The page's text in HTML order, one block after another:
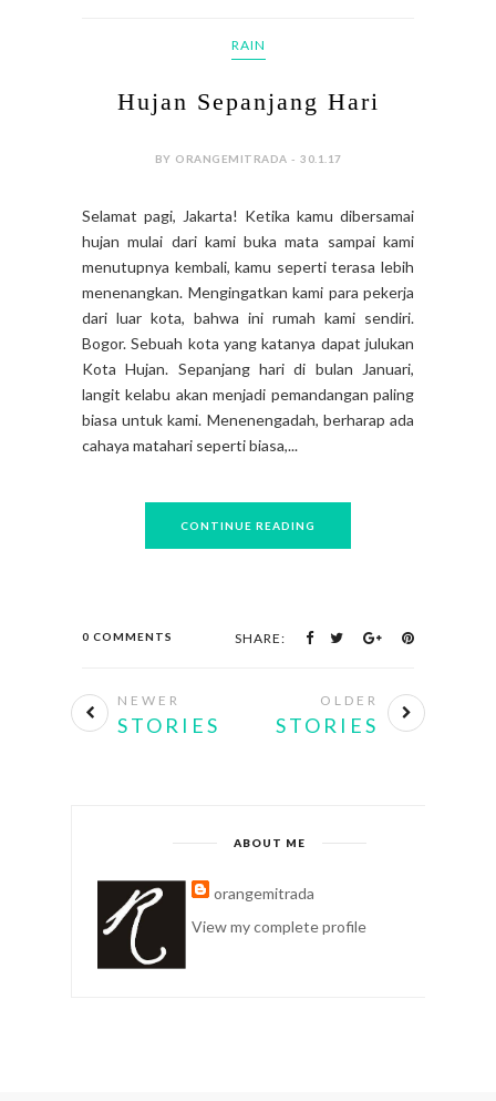
RAIN
Hujan Sepanjang Hari
BY ORANGEMITRADA - 30.1.17
Selamat pagi, Jakarta! Ketika kamu dibersamai
hujan mulai dari kami buka mata sampai kami
menutupnya kembali, kamu seperti terasa lebih
menenangkan. Mengingatkan kami para pekerja
dari luar kota, bahwa ini rumah kami sendiri.
Bogor. Sebuah kota yang katanya dapat julukan
Kota Hujan. Sepanjang hari di bulan Januari,
langit kelabu akan menjadi pemandangan paling
biasa untuk kami. Menenengadah, berharap ada
cahaya matahari seperti biasa,...
CONTINUE READING
0 COMMENTS SHARE:
NEWER
STORIES
OLDER
STORIES
ABOUT ME
orangemitrada
View my complete profile